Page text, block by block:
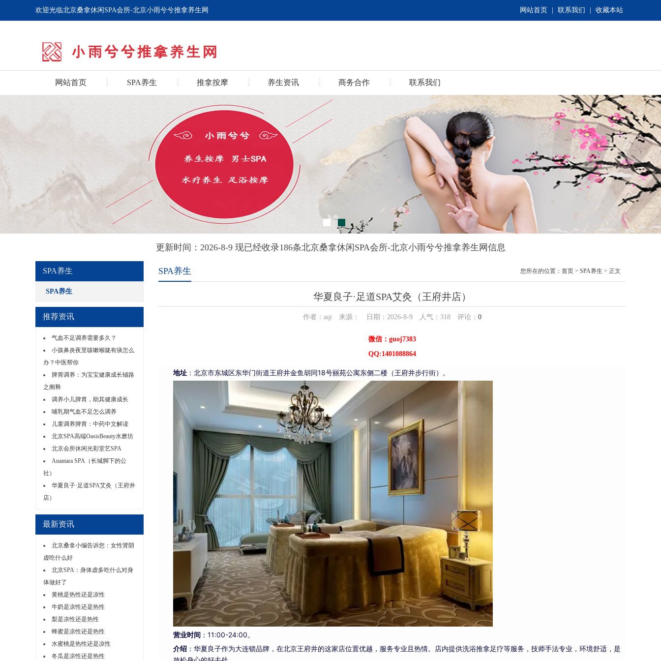
网站首页 联系我们 收藏本站
欢迎光临北京桑拿休闲SPA会所-北京小雨兮兮推拿养生网
网站首页 SPA养生 推拿按摩 养生资讯 商务合作 联系我们
更新时间：2026-8-9 现已经收录186条北京桑拿休闲SPA会所-北京小雨兮兮推拿养生网信息
SPA养生
SPA养生
推荐资讯
气血不足调养需要多久？
小孩鼻炎夜里咳嗽喉咙有痰怎么
办？中医帮你
脾胃调养：为宝宝健康成长铺路
之阐释
调养小儿脾胃，助其健康成长
哺乳期气血不足怎么调养
儿童调养脾胃：中药中文解读
北京SPA高端OasisBeauty水磨坊
北京会所休闲光彩堂艺SPA
Anantara SPA（长城脚下的公
社）
华夏良子·足道SPA艾灸（王府井
店）
最新资讯
北京桑拿小编告诉您：女性肾阴
虚吃什么好
北京SPA：身体虚多吃什么对身
体做好了
黄桃是热性还是凉性
牛奶是凉性还是热性
梨是凉性还是热性
蜂蜜是凉性还是热性
水蜜桃是热性还是凉性
冬瓜是凉性还是热性
SPA养生 您所在的位置： 首页 > SPA养生 > 正文
华夏良子·足道SPA艾灸（王府井店）
作者：aqi 来源： 日期：2026-8-9 人气： 318评论： 0
微信：guoj7383
QQ:1401088864
地址 ：北京市东城区东华门街道王府井金鱼胡同18号丽苑公寓东侧二楼（王府井步行街）。
营业时间 ：11:00-24:00。
介绍 ：华夏良子作为大连锁品牌，在北京王府井的这家店位置优越，服务专业且热情。店内提供洗浴推拿足疗等服务，技师手法专业，环境舒适，是